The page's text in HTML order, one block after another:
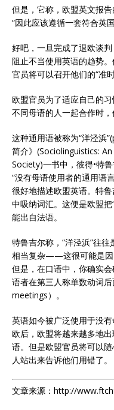
但是，它称，欧盟英文报
“因此应该遵循一套符合英
好吧，一旦完成了退欧谈
阻止不当使用英语的趋势
官员将可以召开他们的“准
欧盟官员为了适应自己的
不同母语的人一起合作时，
这种通用语被称为“洋泾浜
简介》(Sociolinguistics:
Society)一书中，彼得•特
“没有母语使用者的通用语
很好地描述欧盟英语。特
中吸纳词汇。这便是欧盟把
能出自法语。
特鲁吉尔称，“洋泾浜”往
相当复杂——这很可能是因
但是，在口语中，你确实
语者在第三人称单数动词
meetings）。
英语如今被广泛使用于没
欧后，欧盟将越来越多地
语。但是欧盟官员将可以
人站出来告诉他们用错了。
文章来源：http://